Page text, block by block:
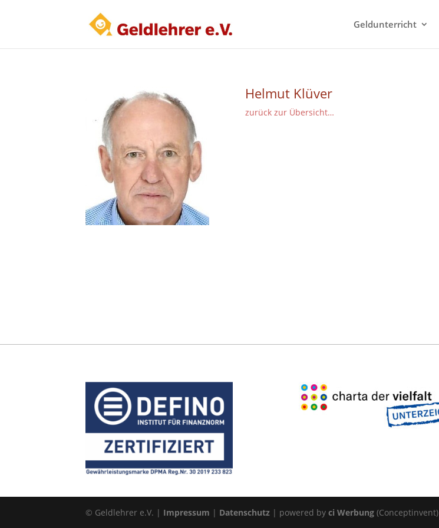
Geldunterricht
Helmut Klüver
zurück zur Übersicht…
© Geldlehrer e.V. | Impressum | Datenschutz | powered by ci Werbung (Conceptinvent)